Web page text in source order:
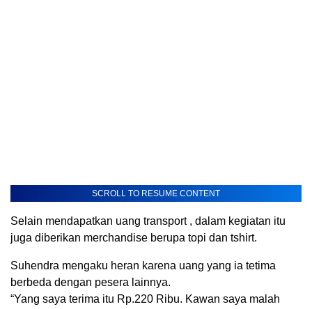
SCROLL TO RESUME CONTENT
Selain mendapatkan uang transport , dalam kegiatan itu
juga diberikan merchandise berupa topi dan tshirt.
Suhendra mengaku heran karena uang yang ia tetima
berbeda dengan pesera lainnya.
“Yang saya terima itu Rp.220 Ribu. Kawan saya malah